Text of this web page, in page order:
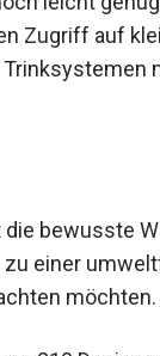
leicht genug
Zugriff auf
bewusste
einer